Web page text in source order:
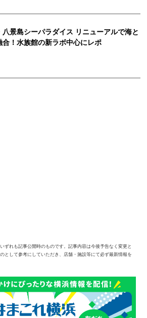
八景島シーパラダイス リニューアルで海と
合！水族館の新ラボ中心にレポ
ずれも記事公開時のものです。記事内容は今後予告なく変更と
として参考にしていただき、店舗・施設等にて必ず最新情報を